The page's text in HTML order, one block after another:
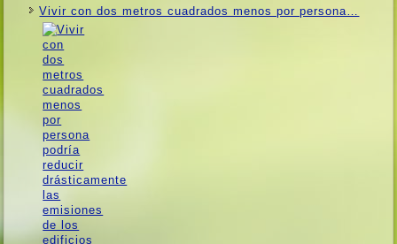
Vivir con dos metros cuadrados menos por persona…